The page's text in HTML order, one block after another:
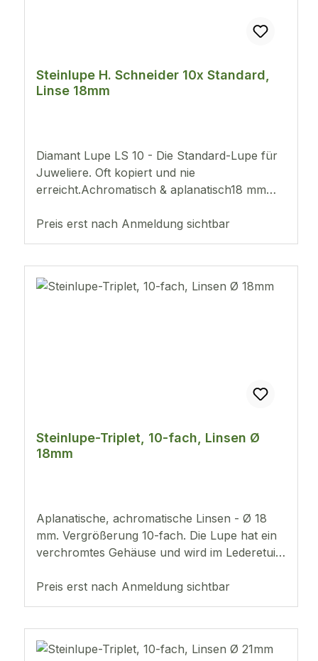
Steinlupe H. Schneider 10x Standard,
Linse 18mm
Diamant Lupe LS 10 - Die Standard-Lupe für
Juweliere. Oft kopiert und nie
erreicht.Achromatisch & aplanatisch18 mm
Preis erst nach Anmeldung sichtbar
Steinlupe-Triplet, 10-fach, Linsen Ø
18mm
Aplanatische, achromatische Linsen - Ø 18
mm. Vergrößerung 10-fach. Die Lupe hat ein
verchromtes Gehäuse und wird im Lederetui
Preis erst nach Anmeldung sichtbar